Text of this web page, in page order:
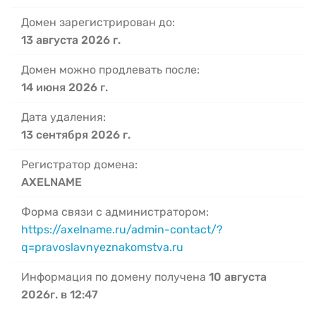
Домен зарегистрирован до:
13 августа 2026 г.
Домен можно продлевать после:
14 июня 2026 г.
Дата удаления:
13 сентября 2026 г.
Регистратор домена:
AXELNAME
Форма связи с администратором:
https://axelname.ru/admin-contact/?
q=pravoslavnyeznakomstva.ru
Информация по домену получена 10 августа
2026г. в 12:47